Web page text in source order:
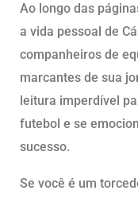
Ao longo das
a vida pessoal de
companheiros de
marcantes de sua
leitura imperdível
futebol e se
sucesso.
Se você é um